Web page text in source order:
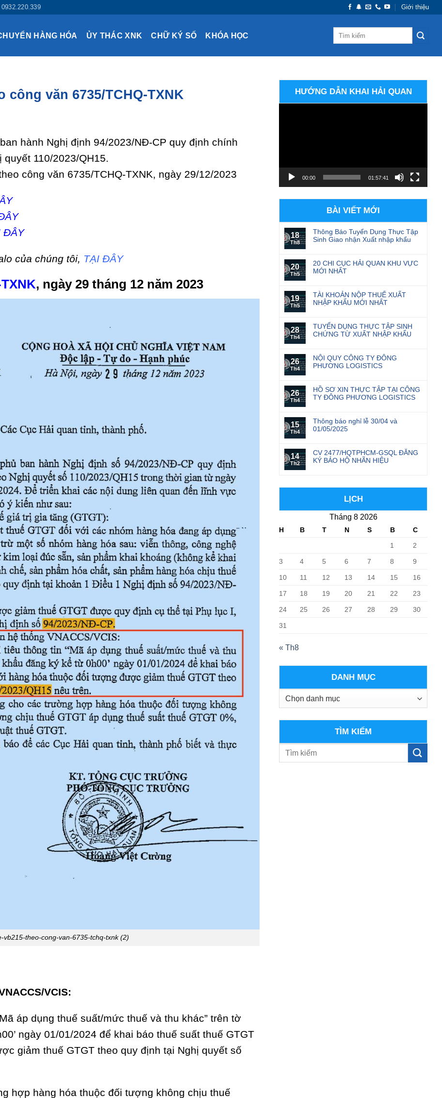
0932.220.339 Giới thiệu
HÀNG HÓA ỦY THÁC XNK CHỮ KÝ SỐ KHÓA HỌC
công văn 6735/TCHQ-TXNK
hành Nghị định 94/2023/NĐ-CP quy định chính
110/2023/QH15.
công văn 6735/TCHQ-TXNK, ngày 29/12/2023
ĐÂY
của chúng tôi, TẠI ĐÂY
, ngày 29 tháng 12 năm 2023
vb215-theo-cong-van-6735-tchq-txnk (2)
VCIS:
áp dụng thuế suất/mức thuế và thu khác” trên tờ
ngày 01/01/2024 để khai báo thuế suất thuế GTGT
giảm thuế GTGT theo quy định tại Nghị quyết số
hợp hàng hóa thuộc đối tượng không chịu thuế
HƯỚNG DẪN KHAI HẢI QUAN
00:00 01:57:41
BÀI VIẾT MỚI
18
Th8
Thông Báo Tuyển Dụng Thực Tập
Sinh Giao nhận Xuất nhập khẩu
20
Th5
20 CHI CỤC HẢI QUAN KHU VỰC
MỚI NHẤT
19
Th5
TÀI KHOẢN NỘP THUẾ XUẤT
NHẬP KHẨU MỚI NHẤT
28
Th4
TUYỂN DỤNG THỰC TẬP SINH
CHỨNG TỪ XUẤT NHẬP KHẨU
26
Th4
NỘI QUY CÔNG TY ĐÔNG
PHƯƠNG LOGISTICS
26
Th4
HỒ SƠ XIN THỰC TẬP TẠI CÔNG
TY ĐÔNG PHƯƠNG LOGISTICS
15
Th4
Thông báo nghỉ lễ 30/04 và
01/05/2025
14
Th2
CV 2477/HQTPHCM-GSQL ĐĂNG
KÝ BẢO HỘ NHÃN HIỆU
LỊCH
Tháng 8 2026
H B T N S B
C
1
2
3 4 5 6 7 8 9
10 11 12 13 14 15 16
17 18 19 20 21 22 23
24 25 26 27 28 29 30
31
« Th8
DANH MỤC
Danh
TÌM KIẾM